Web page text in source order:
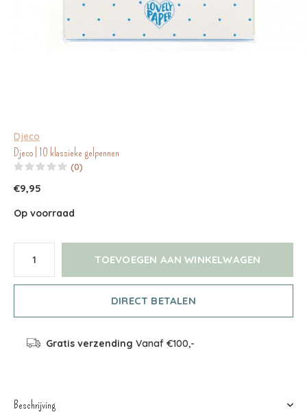
Djeco
Djeco | 10 klassieke gelpennen
(0)
€9,95
Op voorraad
TOEVOEGEN AAN WINKELWAGEN
DIRECT BETALEN
Gratis verzending Vanaf €100,-
Beschrijving